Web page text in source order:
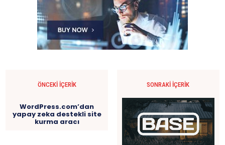
ÖNCEKI İÇERIK
WordPress.com’dan
yapay zeka destekli site
kurma aracı
SONRAKI İÇERIK